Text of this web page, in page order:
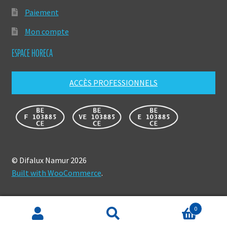
Paiement
Mon compte
ESPACE HORECA
ACCÈS PROFESSIONNELS
© Difalux Namur 2026
Built with WooCommerce.
Recherche
Recherche
0